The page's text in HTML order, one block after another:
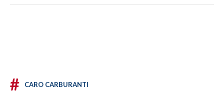
# CARO CARBURANTI